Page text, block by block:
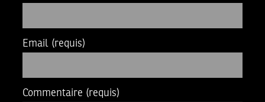
Email (requis)
Commentaire (requis)